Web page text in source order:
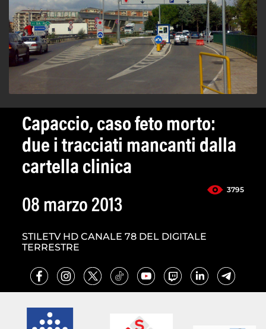
Capaccio, caso feto morto:
due i tracciati mancanti dalla
cartella clinica
3795
08 marzo 2013
STILETV HD CANALE 78 DEL DIGITALE
TERRESTRE